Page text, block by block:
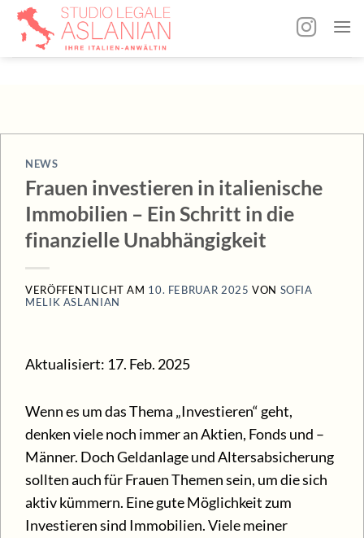
Zum
Inhalt
springen
NEWS
Frauen investieren in italienische
Immobilien – Ein Schritt in die
finanzielle Unabhängigkeit
VERÖFFENTLICHT AM 10. FEBRUAR 2025 VON SOFIA
MELIK ASLANIAN
Aktualisiert: 17. Feb. 2025
Wenn es um das Thema „Investieren“ geht,
denken viele noch immer an Aktien, Fonds und –
Männer. Doch Geldanlage und Altersabsicherung
sollten auch für Frauen Themen sein, um die sich
aktiv kümmern. Eine gute Möglichkeit zum
Investieren sind Immobilien. Viele meiner